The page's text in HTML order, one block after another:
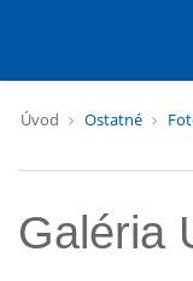
Úvod Ostatné
Galéria